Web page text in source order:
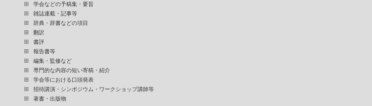
学会などの予稿集・要旨
雑誌連載・記事等
辞典・辞書などの項目
翻訳
書評
報告書等
編集・監修など
専門的な内容の短い寄稿・紹介
学会等における口頭発表
招待講演・シンポジウム・ワークショップ講師等
著書・出版物